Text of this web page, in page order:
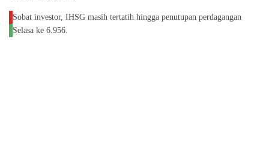
Sobat investor, IHSG masih tertatih hingga penutupan perdagangan
Selasa ke 6.956.